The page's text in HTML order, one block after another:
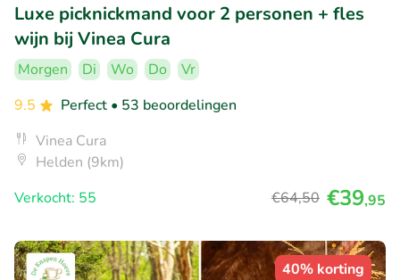
Luxe picknickmand voor 2 personen + fles
wijn bij Vinea Cura
Morgen Di Wo Do
Vr
9.5
Perfect • 53 beoordelingen
Vinea Cura
Helden (9km)
Verkocht: 55
€64,50 €39,95
40% korting